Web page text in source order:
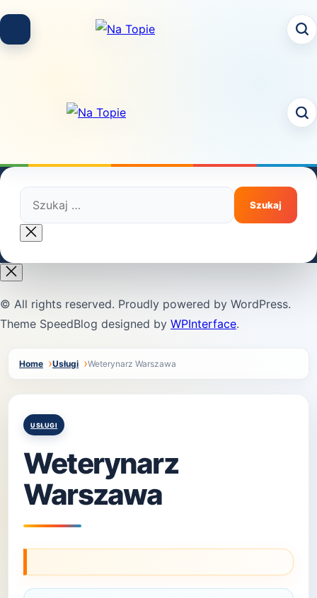
content
Szukaj:
Close
search
© All rights reserved. Proudly powered by WordPress.
Theme SpeedBlog designed by WPInterface.
Home Usługi Weterynarz Warszawa
Posted
USŁUGI
Weterynarz
Warszawa